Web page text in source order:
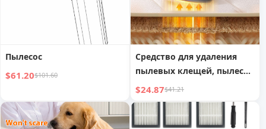
Пылесос
$61.20$101.60
Средство для удаления
пылевых клещей, пылесос
для кровати, средство для
удаления пылевых
клещей, мощное
$24.87$41.21